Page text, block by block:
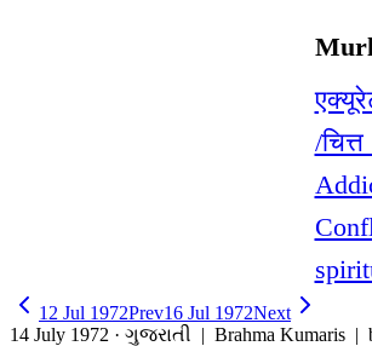
/
12 Jul 1972Prev16 Jul 1972Next
14 July 1972 · ગુજરાતી | Brahma Kumaris |